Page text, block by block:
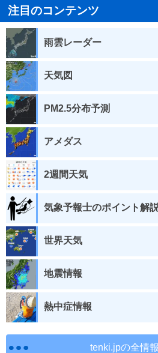
注目のコンテンツ
雨雲レーダー
天気図
PM2.5分布予測
アメダス
2週間天気
気象予報士のポイント解
世界天気
地震情報
熱中症情報
tenki.jpの全情